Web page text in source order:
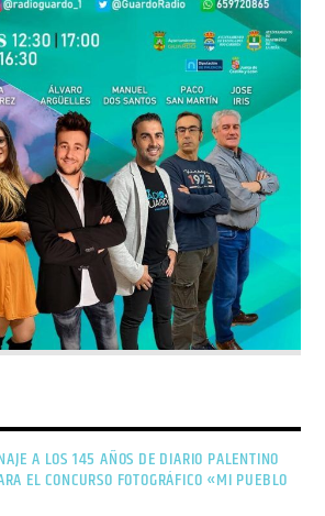
A LOS 145 AÑOS DE DIARIO PALENTINO
EL CONCURSO FOTOGRÁFICO «MI PUEBLO